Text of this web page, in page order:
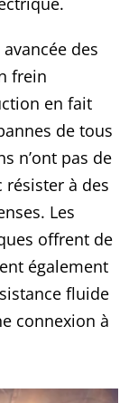
des
frein
en fait
de tous
n’ont pas de
à des
Les
offrent de
également
fluide
connexion à